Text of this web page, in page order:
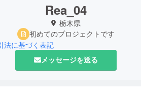
Rea_04
栃木県
初めてのプロジェクトです
法に基づく表記
メッセージを送る